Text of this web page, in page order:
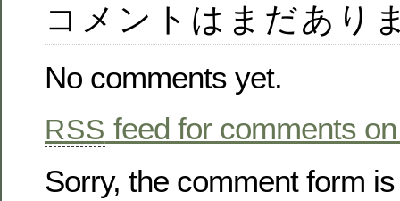
コメントはまだあり
No comments yet.
RSS feed for comments
Sorry, the comment form